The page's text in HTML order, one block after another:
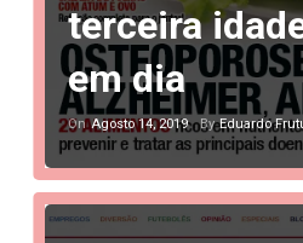
terceira
em dia
On Agosto 14, 2019 By Eduardo